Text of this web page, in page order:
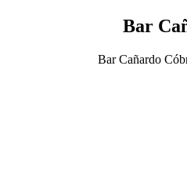
Bar
Bar Cañardo